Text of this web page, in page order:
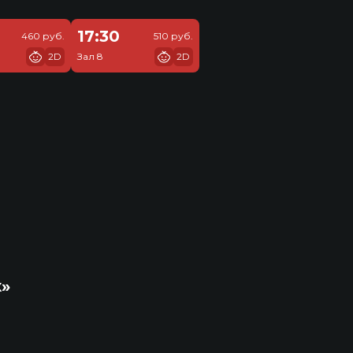
460 руб.
2D
17:30
Зал 8
510 руб.
2D